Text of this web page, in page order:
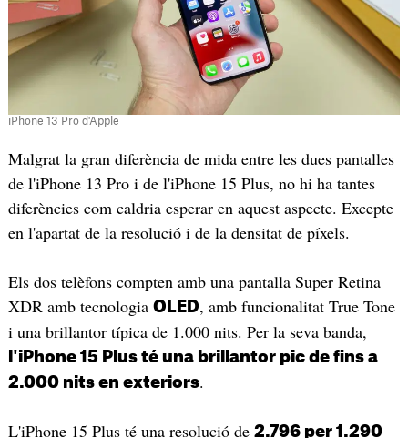
iPhone 13 Pro d'Apple
Malgrat la gran diferència de mida entre les dues pantalles
de l'iPhone 13 Pro i de l'iPhone 15 Plus, no hi ha tantes
diferències com caldria esperar en aquest aspecte. Excepte
en l'apartat de la resolució i de la densitat de píxels.
Els dos telèfons compten amb una pantalla Super Retina
XDR amb tecnologia OLED, amb funcionalitat True Tone
i una brillantor típica de 1.000 nits. Per la seva banda,
l'iPhone 15 Plus té una brillantor pic de fins a
2.000 nits en exteriors.
L'iPhone 15 Plus té una resolució de 2.796 per 1.290